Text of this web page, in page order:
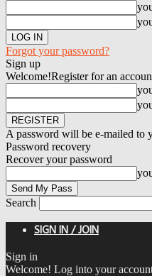
Forgot your password?
Sign up
Welcome!Register for an
A password will be e-mailed to
Password recovery
Recover your password
Search
SIGN IN / JOIN
Sign in
Welcome! Log into your